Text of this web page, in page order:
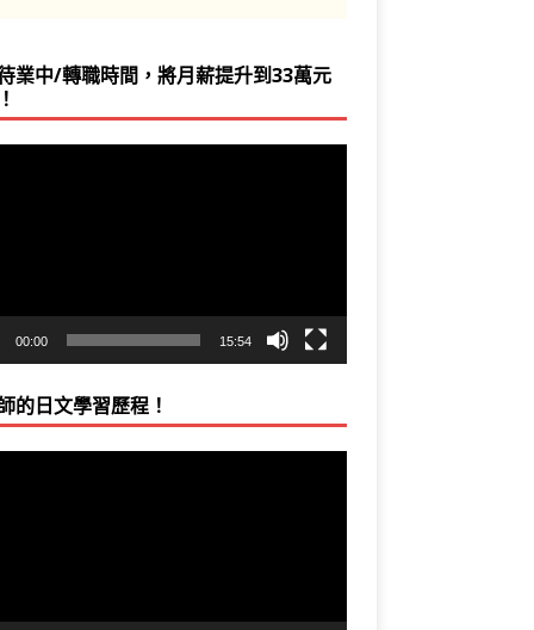
業中/轉職時間，將月薪提升到33萬元
00:00 15:54
的日文學習歷程！